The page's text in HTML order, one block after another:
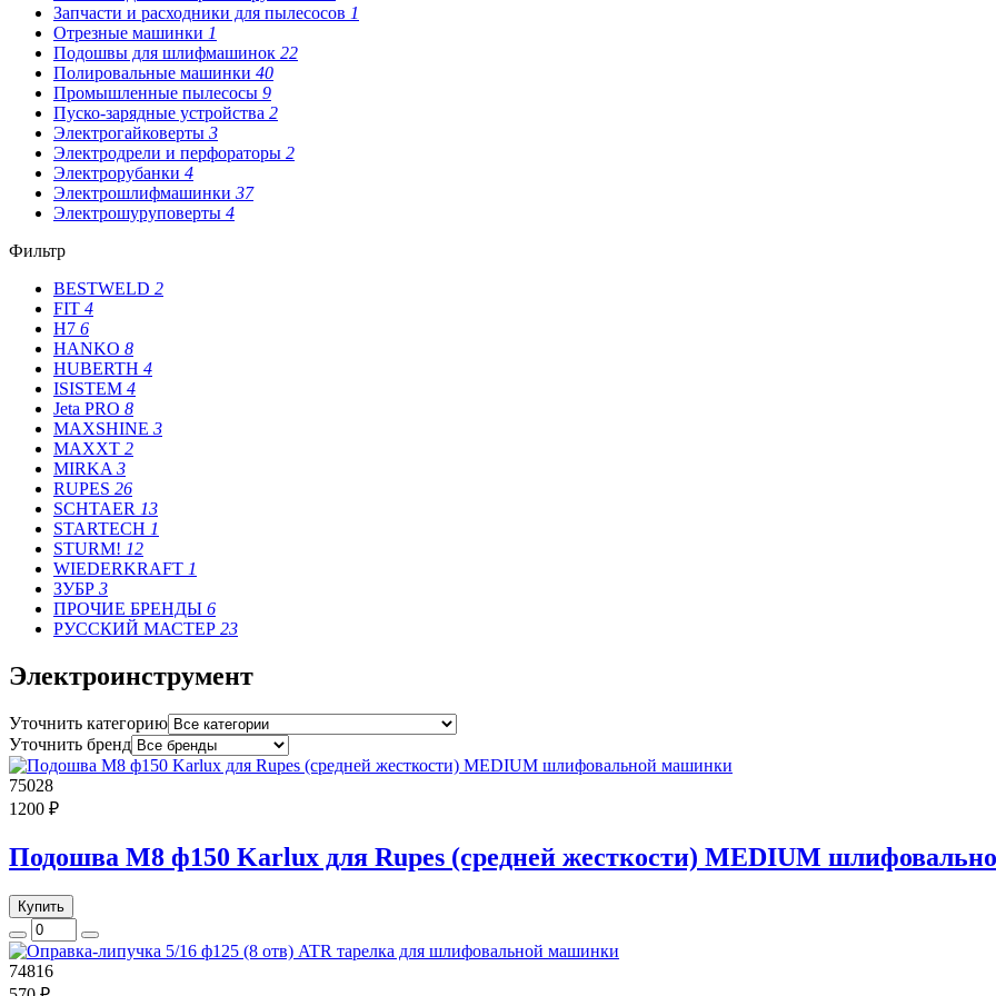
Запчасти и расходники для пылесосов 1
Отрезные машинки 1
Подошвы для шлифмашинок 22
Полировальные машинки 40
Промышленные пылесосы 9
Пуско-зарядные устройства 2
Электрогайковерты 3
Электродрели и перфораторы 2
Электрорубанки 4
Электрошлифмашинки 37
Электрошуруповерты 4
Фильтр
BESTWELD 2
FIT 4
H7 6
HANKO 8
HUBERTH 4
ISISTEM 4
Jeta PRO 8
MAXSHINE 3
MAXXT 2
MIRKA 3
RUPES 26
SCHTAER 13
STARTECH 1
STURM! 12
WIEDERKRAFT 1
ЗУБР 3
ПРОЧИЕ БРЕНДЫ 6
РУССКИЙ МАСТЕР 23
Электроинструмент
Уточнить категорию
Уточнить бренд
75028
1200 ₽
Подошва М8 ф150 Karlux для Rupes (средней жесткости) MEDIUM
Купить
74816